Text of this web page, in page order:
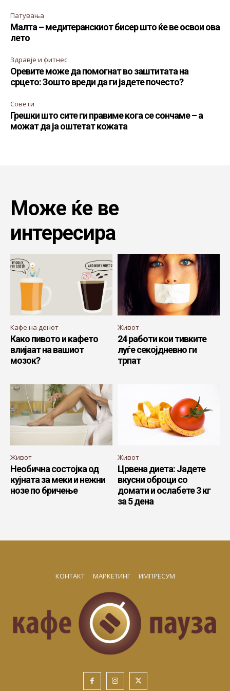
Патувања
Малта – медитеранскиот бисер што ќе ве освои ова
лето
Здравје и фитнес
Оревите може да помогнат во заштитата на
срцето: Зошто вреди да ги јадете почесто?
Совети
Грешки што сите ги правиме кога се сончаме – а
можат да ја оштетат кожата
Може ќе ве
интересира
Кафе на денот
Како пивото и кафето
влијаат на вашиот
мозок?
Живот
24 работи кои тивките
луѓе секојдневно ги
трпат
Живот
Необична состојка од
кујната за меки и нежни
нозе по бричење
Живот
Црвена диета: Јадете
вкусни оброци со
домати и ослабете 3 кг
за 5 дена
КОНТАКТ МАРКЕТИНГ ИМПРЕСУМ